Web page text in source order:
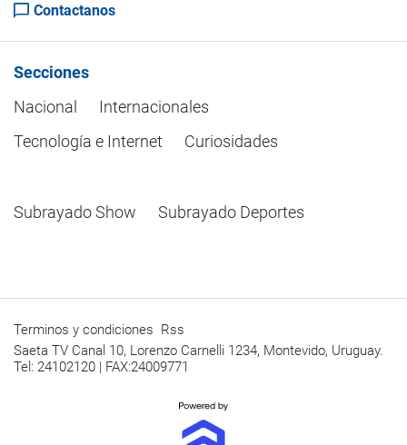
Contactanos
Secciones
Nacional
Internacionales
Tecnología e Internet
Curiosidades
Subrayado Show Subrayado Deportes
Terminos y condiciones Rss
Saeta TV Canal 10, Lorenzo Carnelli 1234, Montevido, Uruguay.
Tel: 24102120 | FAX:24009771